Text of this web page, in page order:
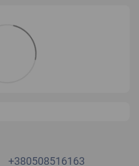
+380508516163